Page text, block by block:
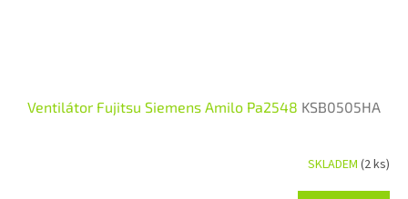
Ventilátor Fujitsu Siemens Amilo Pa2548 KSB0505HA
SKLADEM (2 ks)